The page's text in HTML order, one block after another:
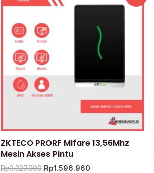
ZKTECO PRORF Mifare 13,56Mhz
Mesin Akses Pintu
Rp3.327.000
adalah:
Rp1.596.960
Rp1.596.960.